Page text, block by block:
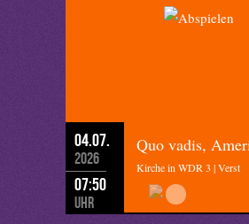
04.07.
2026
07:50
Uhr
Quo vadis,
Kirche in WDR 3 | Verst